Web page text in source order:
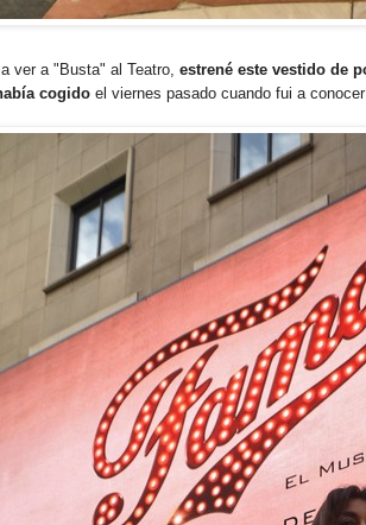
ver a "Busta" al Teatro, estrené este vestido de
cogido el viernes pasado cuando fui a